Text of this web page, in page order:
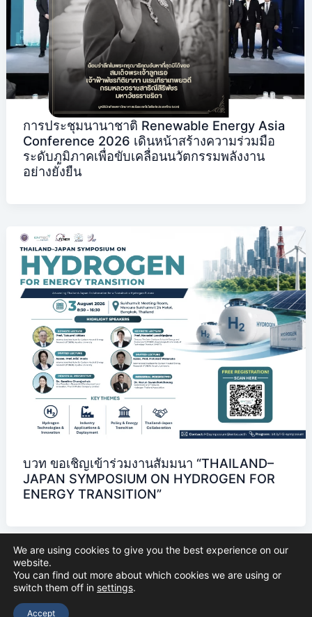
การประชุมนานาชาติ Renewable Energy Asia
Conference 2026 เดินหน้าสร้างความร่วมมือ
ระดับภูมิภาคเพื่อขับเคลื่อนนวัตกรรมพลังงาน
อย่างยั่งยืน
บวท ขอเชิญเข้าร่วมงานสัมมนา “THAILAND–
JAPAN SYMPOSIUM ON HYDROGEN FOR
ENERGY TRANSITION”
Copyright © 2026 The Thai Academy of Science and Technology
We are using cookies to give you the best experience on our
website.
You can find out more about which cookies we are using or
switch them off in settings.
Accept